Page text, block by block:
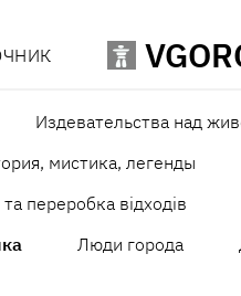
Издевательства над
мистика, легенды
переробка відходів
Люди города